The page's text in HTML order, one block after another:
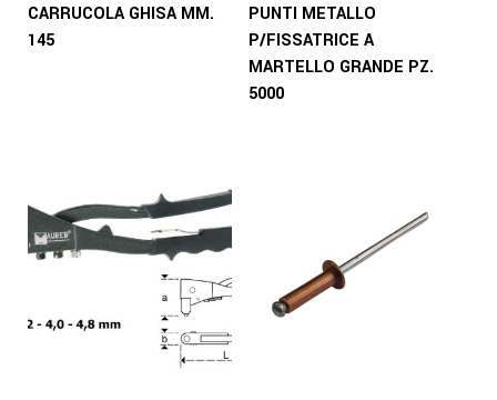
CARRUCOLA GHISA MM.
145
PUNTI METALLO
P/FISSATRICE A
MARTELLO GRANDE PZ.
5000